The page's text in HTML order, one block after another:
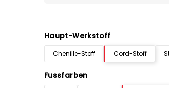
Haupt-Werkstoff
Chenille-Stoff Cord-Stoff
Fussfarben